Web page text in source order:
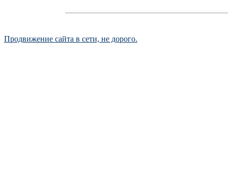
Продвижение сайта в сети, не дорого.